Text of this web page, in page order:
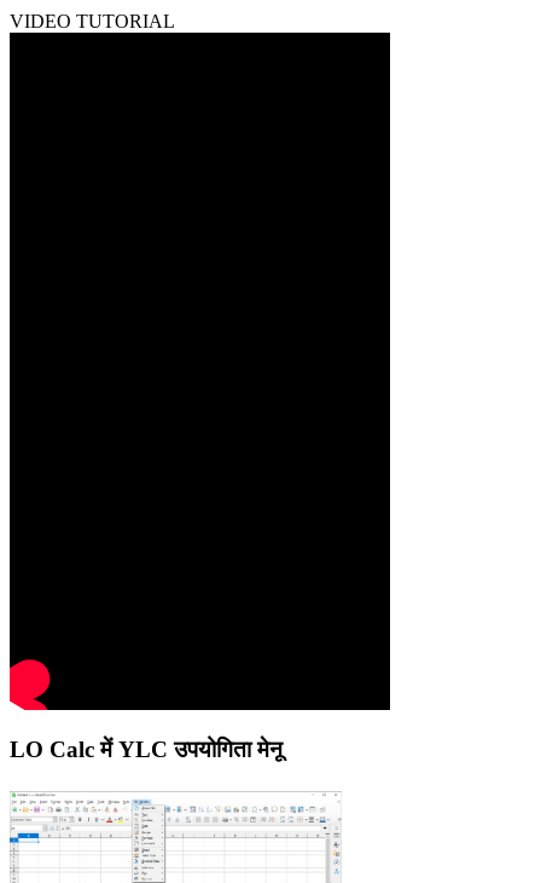
VIDEO TUTORIAL
LO Calc में YLC उपयोगिता मेनू